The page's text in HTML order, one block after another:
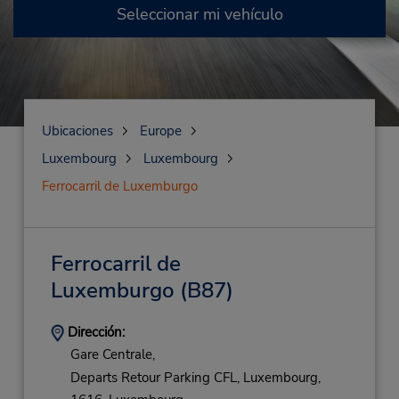
Seleccionar mi vehículo
Ubicaciones
Europe
Luxembourg
Luxembourg
Ferrocarril de Luxemburgo
Ferrocarril de
Luxemburgo (B87)
Dirección:
Gare Centrale,
Departs Retour Parking CFL, Luxembourg,